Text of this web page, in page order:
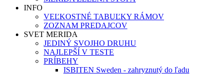
INFO
VEĽKOSTNÉ TABUĽKY RÁMOV
ZOZNAM PREDAJCOV
SVET MERIDA
JEDINÝ SVOJHO DRUHU
NAJLEPŠÍ V TESTE
PRÍBEHY
ISBITEN Sweden - zahryznutý do ľadu